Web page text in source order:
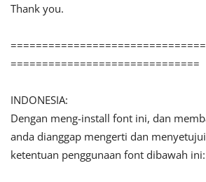
Thank you.
==============================
INDONESIA:
Dengan meng-install font ini, dan
anda dianggap mengerti dan
ketentuan penggunaan font dibawah ini: